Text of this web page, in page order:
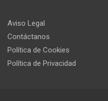
Aviso Legal
Contáctanos
Política de Cookies
Política de Privacidad